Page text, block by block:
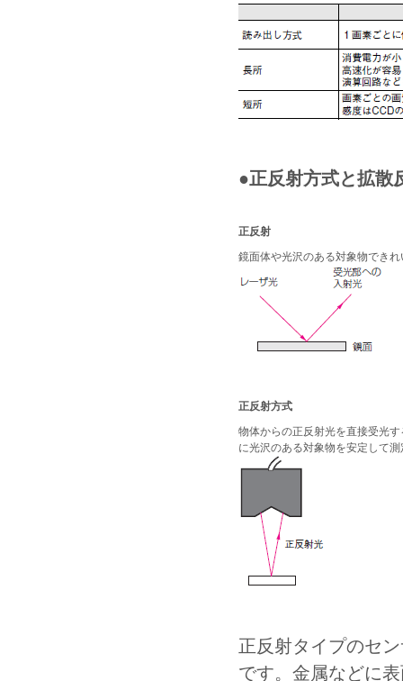
●正反射方式と拡散
正反射
鏡面体や光沢のある対象物でき
正反射方式
物体からの正反射光を直接受光
に光沢のある対象物を安定して
正反射タイプのセ
です。金属などに